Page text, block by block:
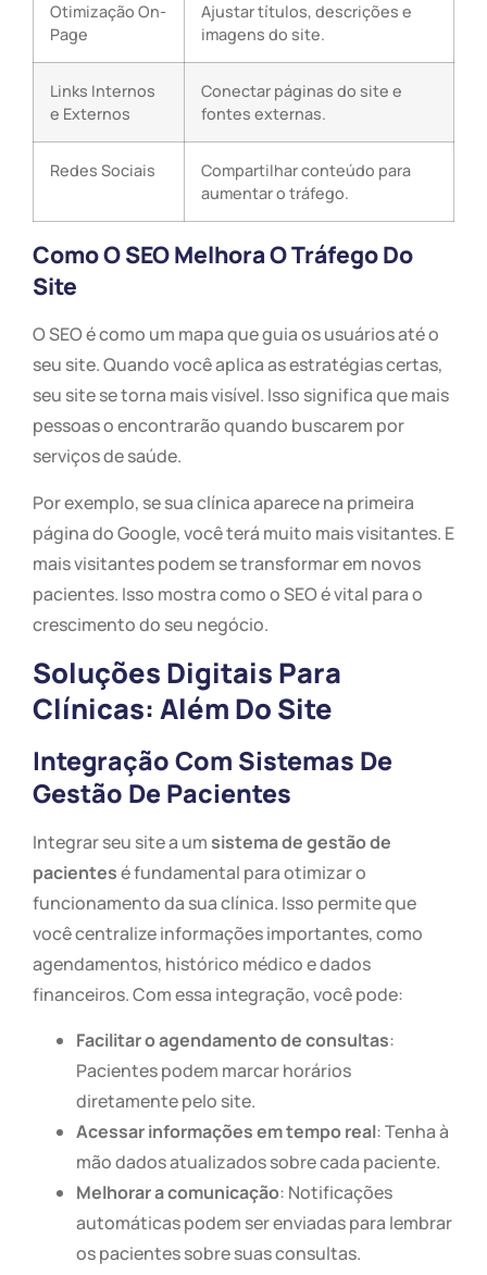
Otimização On-
Page
Ajustar títulos, descrições e
imagens do site.
Links Internos
e Externos
Conectar páginas do site e
fontes externas.
Redes Sociais
Compartilhar conteúdo para
aumentar o tráfego.
Como O SEO Melhora O Tráfego Do
Site
O SEO é como um mapa que guia os usuários até o
seu site. Quando você aplica as estratégias certas,
seu site se torna mais visível. Isso significa que mais
pessoas o encontrarão quando buscarem por
serviços de saúde.
Por exemplo, se sua clínica aparece na primeira
página do Google, você terá muito mais visitantes. E
mais visitantes podem se transformar em novos
pacientes. Isso mostra como o SEO é vital para o
crescimento do seu negócio.
Soluções Digitais Para
Clínicas: Além Do Site
Integração Com Sistemas De
Gestão De Pacientes
Integrar seu site a um sistema de gestão de
pacientesé fundamental para otimizar o
funcionamento da sua clínica. Isso permite que
você centralize informações importantes, como
agendamentos, histórico médico e dados
financeiros. Com essa integração, você pode:
Facilitar o agendamento de consultas:
Pacientes podem marcar horários
diretamente pelo site.
Acessar informações em tempo real: Tenha à
mão dados atualizados sobre cada paciente.
Melhorar a comunicação: Notificações
automáticas podem ser enviadas para lembrar
os pacientes sobre suas consultas.